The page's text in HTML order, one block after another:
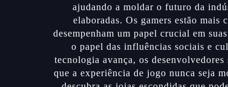
ajudando a moldar o futuro da
elaboradas. Os gamers estão mais
desempenham um papel crucial em
o papel das influências sociais e
tecnologia avança, os
que a experiência de jogo nunca seja